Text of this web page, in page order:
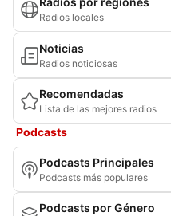
Radios locales
Noticias
Radios noticiosas
Recomendadas
Lista de las mejores radios
Podcasts
Podcasts Principales
Podcasts más populares
Podcasts por Género